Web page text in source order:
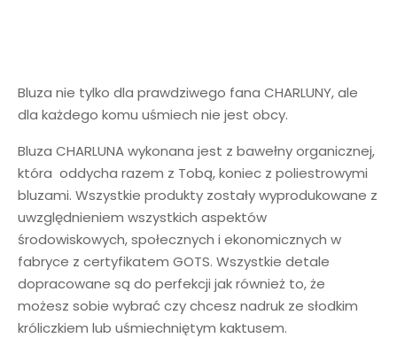
Bluza nie tylko dla prawdziwego fana CHARLUNY, ale
dla każdego komu uśmiech nie jest obcy.
Bluza CHARLUNA wykonana jest z bawełny organicznej,
która oddycha razem z Tobą, koniec z poliestrowymi
bluzami. Wszystkie produkty zostały wyprodukowane z
uwzględnieniem wszystkich aspektów
środowiskowych, społecznych i ekonomicznych w
fabryce z certyfikatem GOTS. Wszystkie detale
dopracowane są do perfekcji jak również to, że
możesz sobie wybrać czy chcesz nadruk ze słodkim
króliczkiem lub uśmiechniętym kaktusem.